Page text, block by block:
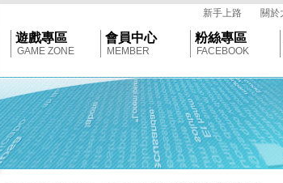
Softstar
新手上路 關於
遊戲專區
GAME ZONE
會員中心
MEMBER
粉絲專區
FACEBOOK